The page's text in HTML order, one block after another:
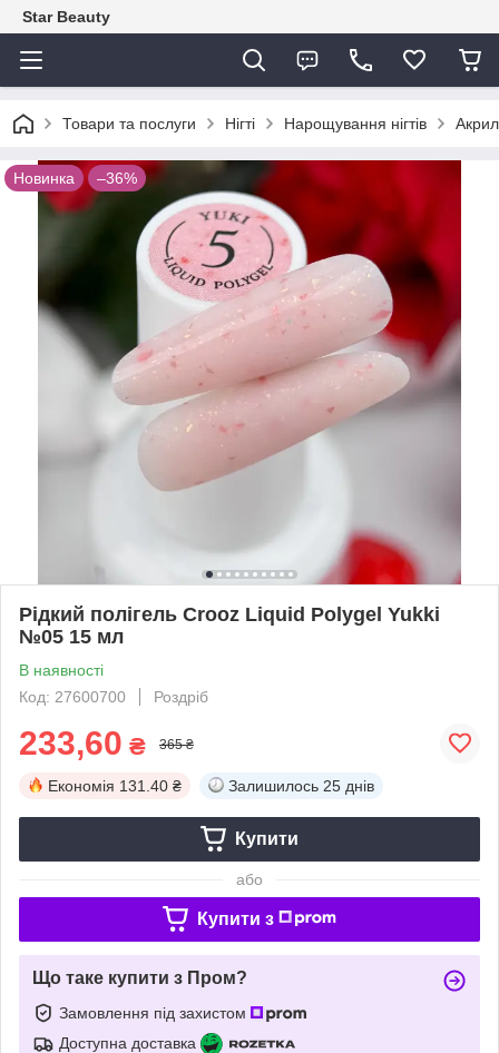
Star Beauty
Товари та послуги Нігті Нарощування нігтів
Новинка –36%
Рідкий полігель Crooz Liquid Polygel Yukki
№05 15 мл
В наявності
Код: 27600700
Роздріб
233,60 ₴ 365 ₴
Економія 131.40 ₴ Залишилось 25 днів
Купити
або
Купити з
Що таке купити з Пром?
Замовлення під захистом
Доступна доставка